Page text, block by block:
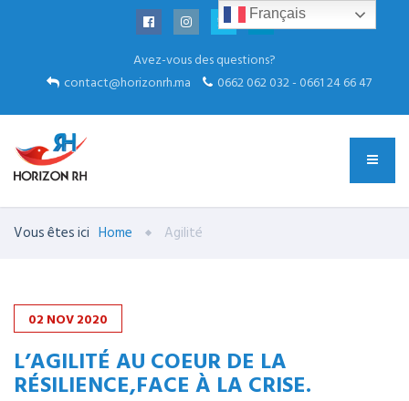
Avez-vous des questions?
contact@horizonrh.ma
0662 062 032 - 0661 24 66 47
Vous êtes ici Home Agilité
02 NOV2020
L’AGILITÉ AU COEUR DE LA
RÉSILIENCE,FACE À LA CRISE.
Français